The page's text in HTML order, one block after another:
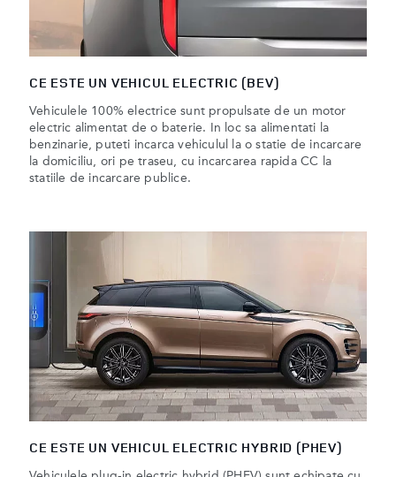
CE ESTE UN VEHICUL ELECTRIC (BEV)
Vehiculele 100% electrice sunt propulsate de un motor
electric alimentat de o baterie. In loc sa alimentati la
benzinarie, puteti incarca vehiculul la o statie de incarcare
la domiciliu, ori pe traseu, cu incarcarea rapida CC la
statiile de incarcare publice.
CE ESTE UN VEHICUL ELECTRIC HYBRID (PHEV)